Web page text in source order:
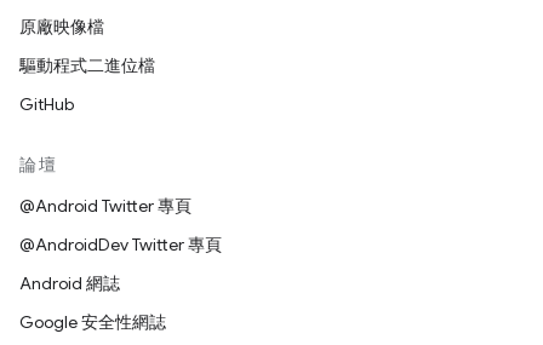
原廠映像檔
驅動程式二進位檔
GitHub
論壇
@Android Twitter 專頁
@AndroidDev Twitter 專頁
Android 網誌
Google 安全性網誌